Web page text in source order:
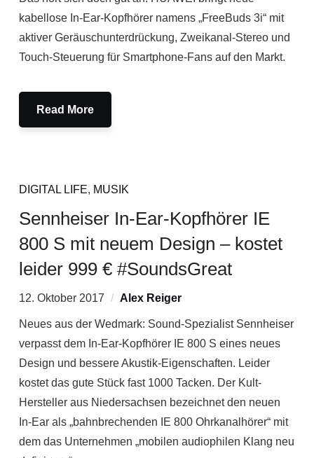
kabellose In-Ear-Kopfhörer namens „FreeBuds 3i“ mit
aktiver Geräuschunterdrückung, Zweikanal-Stereo und
Touch-Steuerung für Smartphone-Fans auf den Markt.
Read More
DIGITAL LIFE, MUSIK
Sennheiser In-Ear-Kopfhörer IE
800 S mit neuem Design – kostet
leider 999 € #SoundsGreat
12. Oktober 2017 Alex Reiger
Neues aus der Wedmark: Sound-Spezialist Sennheiser
verpasst dem In-Ear-Kopfhörer IE 800 S eines neues
Design und bessere Akustik-Eigenschaften. Leider
kostet das gute Stück fast 1000 Tacken. Der Kult-
Hersteller aus Niedersachsen bezeichnet den neuen
In-Ear als „bahnbrechenden IE 800 Ohrkanalhörer“ mit
dem das Unternehmen „mobilen audiophilen Klang neu